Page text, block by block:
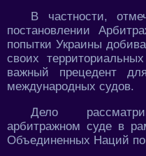
В частности,
постановлении
попытки Украины
своих
важный прецедент
международных судов.
Дело
арбитражном суде в
Объединенных Наций